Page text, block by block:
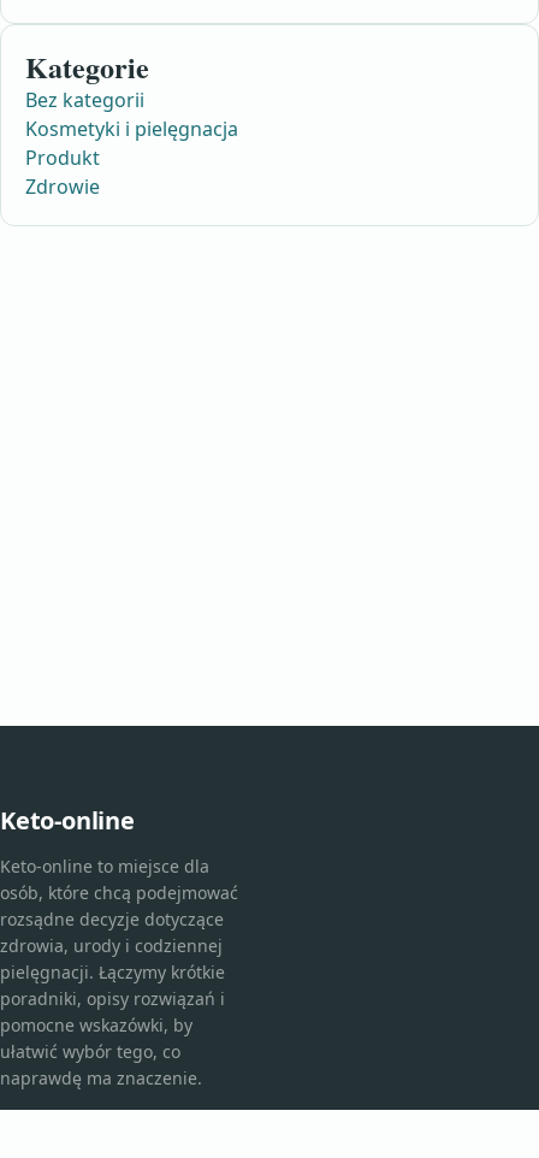
Kategorie
Bez kategorii
Kosmetyki i pielęgnacja
Produkt
Zdrowie
Keto-online
Keto-online to miejsce dla
osób, które chcą podejmować
rozsądne decyzje dotyczące
zdrowia, urody i codziennej
pielęgnacji. Łączymy krótkie
poradniki, opisy rozwiązań i
pomocne wskazówki, by
ułatwić wybór tego, co
naprawdę ma znaczenie.